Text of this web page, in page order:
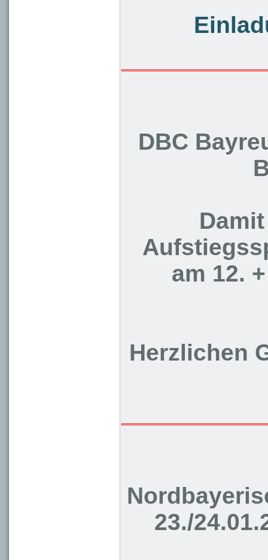
DBC
am 12.
Herzlichen
23./